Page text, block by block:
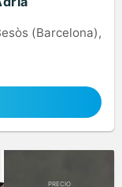
(Barcelona),
PRECIO